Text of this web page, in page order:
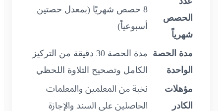
الحصص
شهرياً
8 حصص شهريًا (بمعدل حصتين
أسبوعياً)
مدة الحصة
الواحدة
مدة الحصة 30 دقيقة من التركيز
الكامل وتصحيح التلاوة اللحظي
مؤهلات
الكادر
نخبة من المعلمين والمعلمات
الحاصلين على السند والإجازة